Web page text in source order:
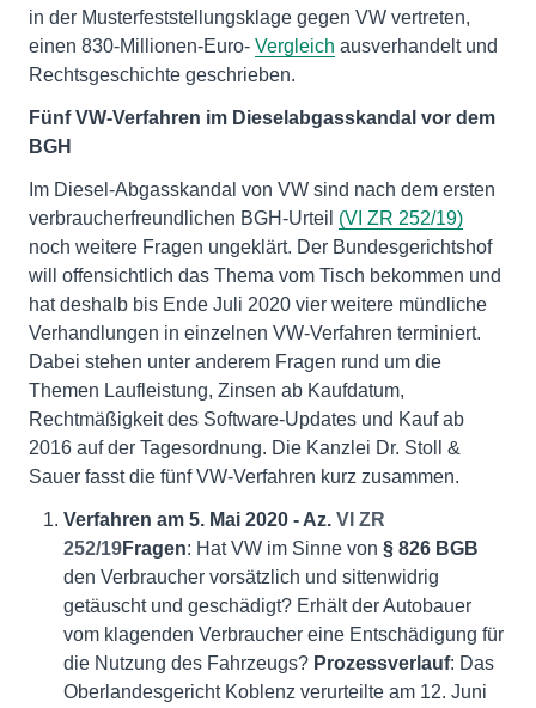
in der Musterfeststellungsklage gegen VW vertreten,
einen 830-Millionen-Euro- Vergleich ausverhandelt und
Rechtsgeschichte geschrieben.
Fünf VW-Verfahren im Dieselabgasskandal vor dem
BGH
Im Diesel-Abgasskandal von VW sind nach dem ersten
verbraucherfreundlichen BGH-Urteil (VI ZR 252/19)
noch weitere Fragen ungeklärt. Der Bundesgerichtshof
will offensichtlich das Thema vom Tisch bekommen und
hat deshalb bis Ende Juli 2020 vier weitere mündliche
Verhandlungen in einzelnen VW-Verfahren terminiert.
Dabei stehen unter anderem Fragen rund um die
Themen Laufleistung, Zinsen ab Kaufdatum,
Rechtmäßigkeit des Software-Updates und Kauf ab
2016 auf der Tagesordnung. Die Kanzlei Dr. Stoll &
Sauer fasst die fünf VW-Verfahren kurz zusammen.
Verfahren am 5. Mai 2020 - Az. VI ZR
252/19Fragen: Hat VW im Sinne von § 826 BGB
den Verbraucher vorsätzlich und sittenwidrig
getäuscht und geschädigt? Erhält der Autobauer
vom klagenden Verbraucher eine Entschädigung für
die Nutzung des Fahrzeugs? Prozessverlauf: Das
Oberlandesgericht Koblenz verurteilte am 12. Juni